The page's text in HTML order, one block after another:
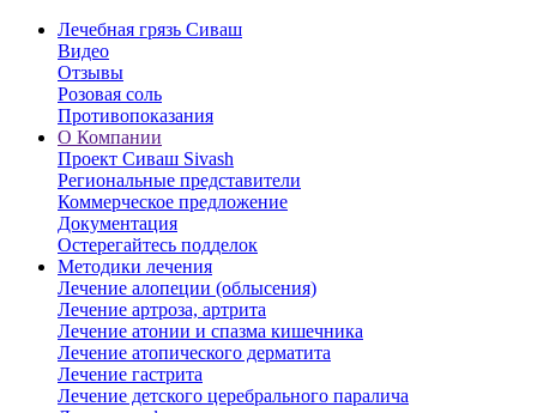
Лечебная грязь Сиваш
Видео
Отзывы
Розовая соль
Противопоказания
О Компании
Проект Сиваш Sivash
Региональные представители
Коммерческое предложение
Документация
Остерегайтесь подделок
Методики лечения
Лечение алопеции (облысения)
Лечение артроза, артрита
Лечение атонии и спазма кишечника
Лечение атопического дерматита
Лечение гастрита
Лечение детского церебрального паралича